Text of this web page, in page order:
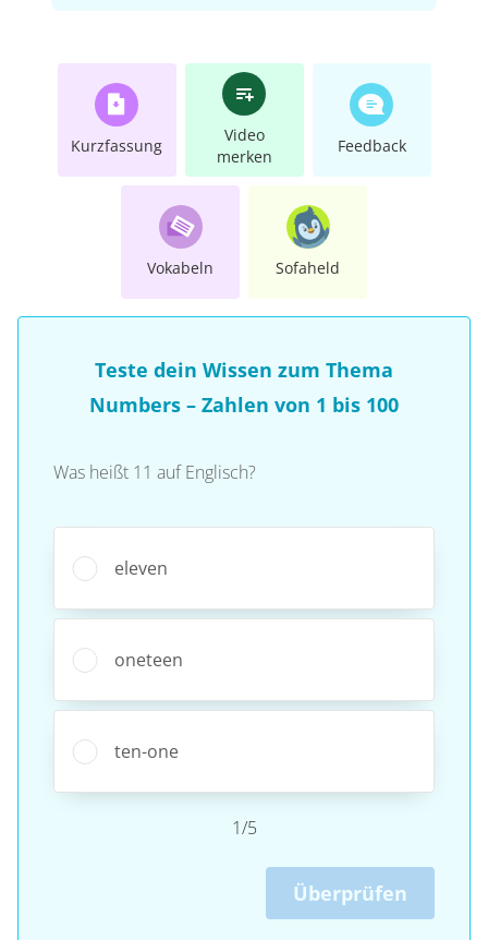
Kurzfassung
Video
merken
Feedback
Vokabeln Sofaheld
Teste dein Wissen zum Thema
Numbers – Zahlen von 1 bis 100
Was heißt 11 auf Englisch?
eleven
oneteen
ten-one
1/5
Überprüfen